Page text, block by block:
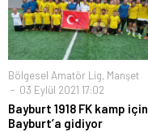
Bölgesel Amatör Lig, Manşet
03 Eylül 2021 17:02
Bayburt 1918 FK kamp için
Bayburt’a gidiyor